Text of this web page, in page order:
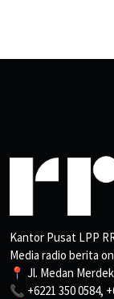
Kantor Pusat LPP
Media radio berita
📍 Jl. Medan
📞 +6221 350 0584,